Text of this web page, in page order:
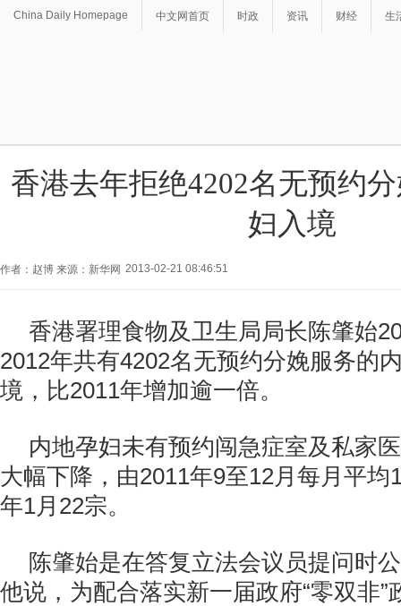
China Daily Homepage 中文网首页 时政 资讯 财经 生
香港去年拒绝4202名无预约
妇入境
作者：赵博 来源：新华网 2013-02-21 08:46:51
香港署理食物及卫生局局长陈肇始
2012年共有4202名无预约分娩服务的
境，比2011年增加逾一倍。
内地孕妇未有预约闯急症室及私家
大幅下降，由2011年9至12月每月平均
年1月22宗。
陈肇始是在答复立法会议员提问时
他说，为配合落实新一届政府“零双非”